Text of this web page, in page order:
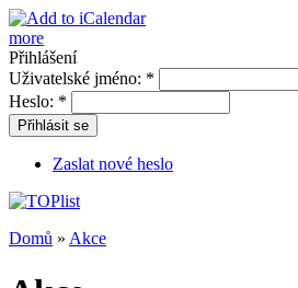
more
Přihlášení
Uživatelské jméno: *
Heslo: *
Přihlásit se
Zaslat nové heslo
Domů » Akce